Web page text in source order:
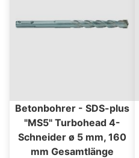
Betonbohrer - SDS-plus
"MS5" Turbohead 4-
Schneider ø 5 mm, 160
mm Gesamtlänge